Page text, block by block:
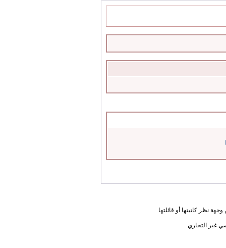
نظر كاتبتها أو قائلتها
غير التجاري